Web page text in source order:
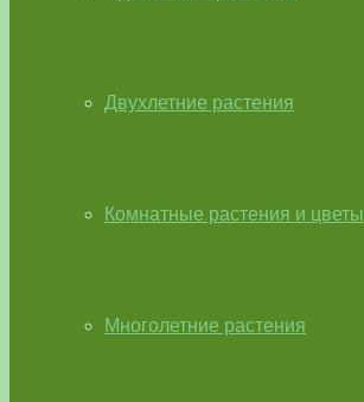
Двухлетние растения
Комнатные растения и цветы
Многолетние растения